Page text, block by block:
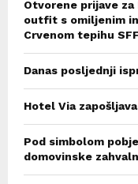
Otvorene prijave
outfit s omiljenim
Crvenom tepihu SFF
Danas posljednji
Hotel Via
Pod simbolom
domovinske